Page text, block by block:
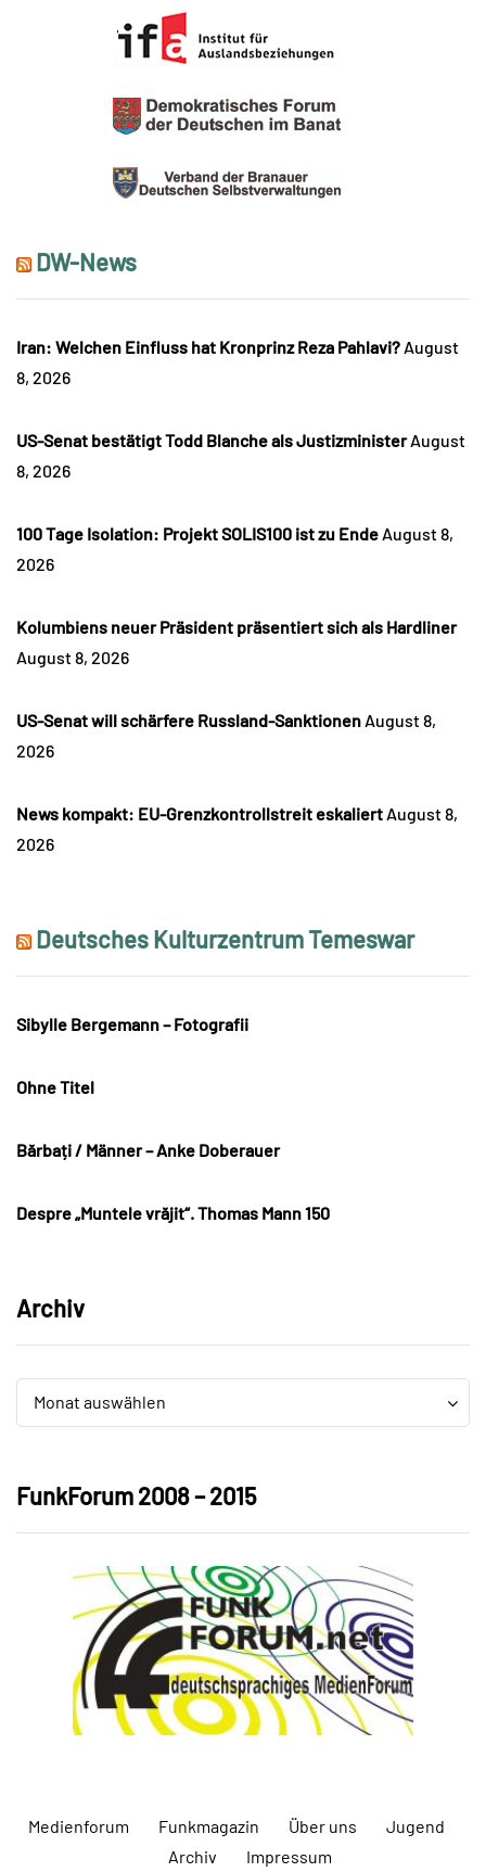
DW-News
Iran: Welchen Einfluss hat Kronprinz Reza Pahlavi? August
8, 2026
US-Senat bestätigt Todd Blanche als Justizminister August
8, 2026
100 Tage Isolation: Projekt SOLIS100 ist zu Ende August 8,
2026
Kolumbiens neuer Präsident präsentiert sich als Hardliner
August 8, 2026
US-Senat will schärfere Russland-Sanktionen August 8,
2026
News kompakt: EU-Grenzkontrollstreit eskaliert August 8,
2026
Deutsches Kulturzentrum Temeswar
Sibylle Bergemann – Fotografii
Ohne Titel
Bărbați / Männer – Anke Doberauer
Despre „Muntele vrăjit“. Thomas Mann 150
Archiv
Monat auswählen
Archiv
FunkForum 2008 – 2015
Medienforum Funkmagazin Über uns
Jugend
Archiv
Impressum